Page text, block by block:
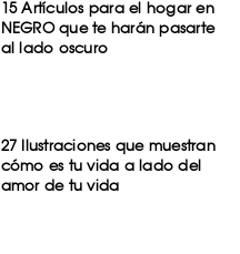
15 Artículos para el hogar en
NEGRO que te harán pasarte
al lado oscuro
27 Ilustraciones que muestran
cómo es tu vida a lado del
amor de tu vida